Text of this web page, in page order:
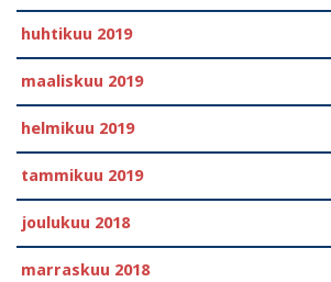
huhtikuu 2019
maaliskuu 2019
helmikuu 2019
tammikuu 2019
joulukuu 2018
marraskuu 2018